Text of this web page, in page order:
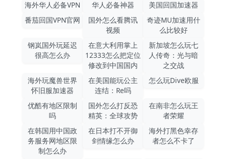
海外华人必备VPN
华人必备神器
美国回国加速器
番茄回国VPN官网
国外怎么看腾讯
视频
奇迹MU加速用什
么比较好
钢岚国外玩延迟
很高怎么办
在意大利用掌上
12333怎么把定位
修改到中国国内
新加坡怎么玩七
人传奇：光与暗
之交战
海外玩魔兽世界
怀旧服加速器
在美国能玩公主
连结：Re吗
怎么玩Dive欧服
优酷有地区限制
吗
国外怎么打反恐
精英：全球攻势
在南非怎么玩王
者荣耀
在韩国用中国政
务服务网地区限
制怎么办
在日本打不开御
剑情缘怎么办
海外打黑色幸存
者怎么不卡了